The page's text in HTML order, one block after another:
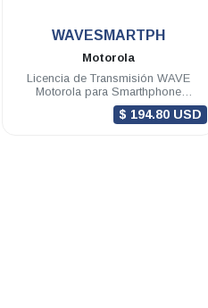
WAVESMARTPH
Motorola
Licencia de Transmisión WAVE
Motorola para Smarthphone
Vigencia 12 meses
$ 194.80 USD